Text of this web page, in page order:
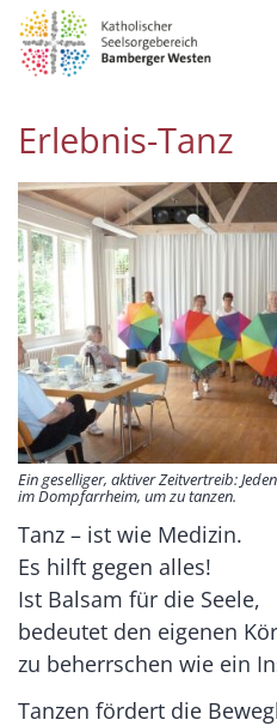
Zum Inhalt springen
Erlebnis-Tanz
Ein geselliger, aktiver Zeitvertreib:
im Dompfarrheim, um zu tanzen.
Tanz – ist wie Medizin.
Es hilft gegen alles!
Ist Balsam für die Seele,
bedeutet den eigenen
zu beherrschen wie ein
Tanzen fördert die